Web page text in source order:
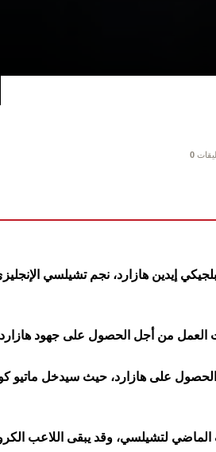
0
إيدين هازارد، نجم تشيلسي
العمل من أجل الحصول على جهود
الحصول على هازارد، حيث سيدخل
لتشيلسي، وقد يبقى اللاعب